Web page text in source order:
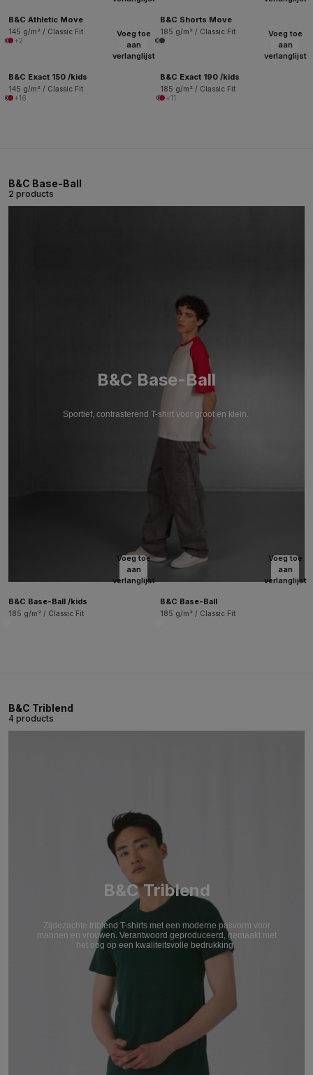
B&C Athletic Move
145 g/m² / Classic Fit
+2
B&C Shorts Move
185 g/m² / Classic Fit
Voeg toe
aan
verlanglijst
B&C Exact 150 /kids
145 g/m² / Classic Fit
+16
Voeg toe
aan
verlanglijst
B&C Exact 190 /kids
185 g/m² / Classic Fit
+11
B&C Base-Ball
2 products
B&C Base-Ball
Sportief, contrasterend T-shirt voor groot en klein.
Voeg toe
aan
verlanglijst
B&C Base-Ball /kids
185 g/m² / Classic Fit
Voeg toe
aan
verlanglijst
B&C Base-Ball
185 g/m² / Classic Fit
B&C Triblend
4 products
B&C Triblend
Zijdezachte triblend T-shirts met een moderne pasvorm voor
mannen en vrouwen. Verantwoord geproduceerd, gemaakt met
het oog op een kwaliteitsvolle bedrukking.